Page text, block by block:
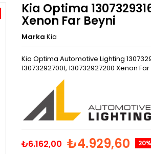
Kia Optima
Xenon Far Beyni
Marka Kia
Kia Optima Automotive Lighting
130732927001, 130732927200 Xenon
₺6.162,00 ₺4.929,60